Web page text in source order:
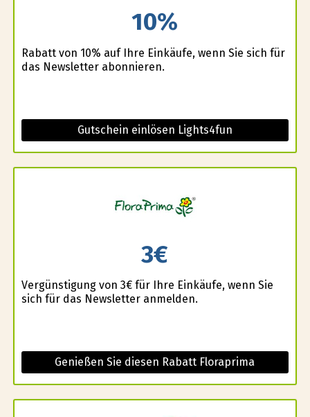
10%
Rabatt von 10% auf Ihre Einkäufe, wenn Sie sich für
das Newsletter abonnieren.
Gutschein einlösen Lights4fun
3€
Vergünstigung von 3€ für Ihre Einkäufe, wenn Sie
sich für das Newsletter anmelden.
Genießen Sie diesen Rabatt Floraprima